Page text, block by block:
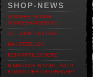
SHOP-NEWS
SOMMER, SONNE,
SONDERANGEBOTE
ALL JUNI'D IS LOVE
MAI-STERLICH
KEIN APRILSCHERZ!
NIMM DICH IN ACHT! BALD
KOMMT DER OSTERHASE!